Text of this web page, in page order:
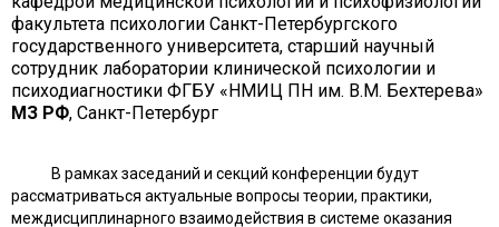
факультета психологии Санкт-Петербургского
государственного университета, старший научный
сотрудник лаборатории клинической психологии и
психодиагностики ФГБУ «НМИЦ ПН им. В.М. Бехтерева»
МЗ РФ, Санкт-Петербург
В рамках заседаний и секций конференции будут
рассматриваться актуальные вопросы теории, практики,
междисциплинарного взаимодействия в системе оказания